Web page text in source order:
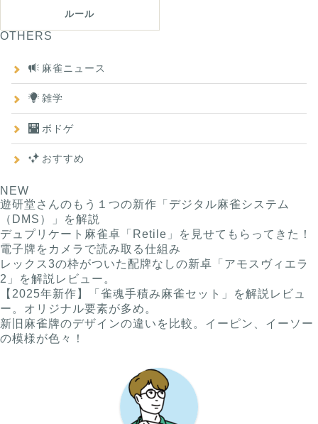
ルール
OTHERS
麻雀ニュース
雑学
ボドゲ
おすすめ
NEW
遊研堂さんのもう１つの新作「デジタル麻雀システム
（DMS）」を解説
デュプリケート麻雀卓「Retile」を見せてもらってきた！
電子牌をカメラで読み取る仕組み
レックス3の枠がついた配牌なしの新卓「アモスヴィエラ
2」を解説レビュー。
【2025年新作】「雀魂手積み麻雀セット」を解説レビュ
ー。オリジナル要素が多め。
新旧麻雀牌のデザインの違いを比較。イーピン、イーソー
の模様が色々！